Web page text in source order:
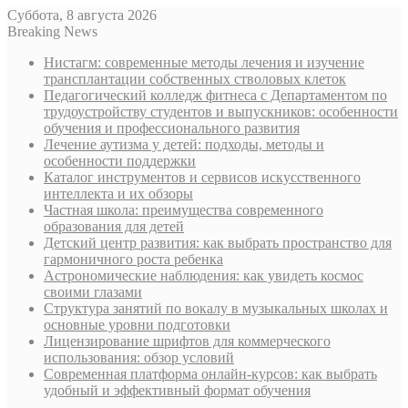
Суббота, 8 августа 2026
Breaking News
Нистагм: современные методы лечения и изучение
трансплантации собственных стволовых клеток
Педагогический колледж фитнеса с Департаментом по
трудоустройству студентов и выпускников: особенности
обучения и профессионального развития
Лечение аутизма у детей: подходы, методы и
особенности поддержки
Каталог инструментов и сервисов искусственного
интеллекта и их обзоры
Частная школа: преимущества современного
образования для детей
Детский центр развития: как выбрать пространство для
гармоничного роста ребенка
Астрономические наблюдения: как увидеть космос
своими глазами
Структура занятий по вокалу в музыкальных школах и
основные уровни подготовки
Лицензирование шрифтов для коммерческого
использования: обзор условий
Современная платформа онлайн-курсов: как выбрать
удобный и эффективный формат обучения